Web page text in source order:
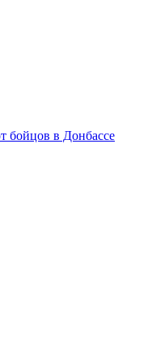
в Донбассе